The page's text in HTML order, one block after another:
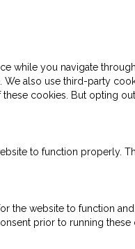
while you navigate
also use third-party
cookies. But opting
to function properly.
the website to function
prior to running these